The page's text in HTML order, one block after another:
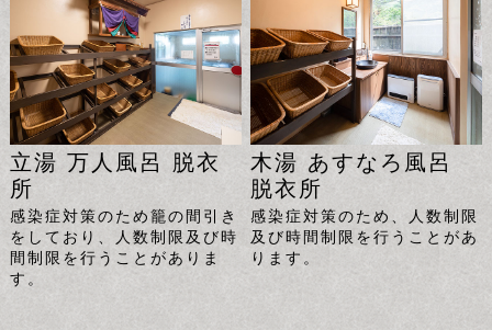
立湯 万人風呂 脱衣
所
感染症対策のため籠の間引き
をしており、人数制限及び時
間制限を行うことがありま
す。
木湯 あすなろ風呂
脱衣所
感染症対策のため、人数制限
及び時間制限を行うことがあ
ります。